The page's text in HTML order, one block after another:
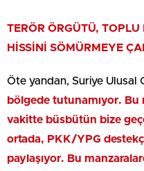
TERÖR ÖRGÜTÜ,
HİSSİNİ SÖMÜRMEYE
Öte yandan, Suriye Ulusal
bölgede tutunamıyor. Bu
vakitte büsbütün bize
ortada, PKK/YPG
paylaşıyor. Bu